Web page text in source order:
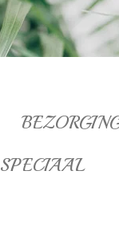
SPECIAAL